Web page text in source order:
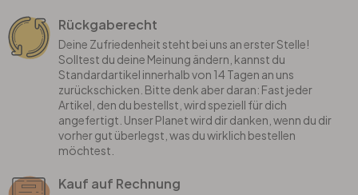
Rückgaberecht
Deine Zufriedenheit steht bei uns an erster Stelle!
Solltest du deine Meinung ändern, kannst du
Standardartikel innerhalb von 14 Tagen an uns
zurückschicken. Bitte denk aber daran: Fast jeder
Artikel, den du bestellst, wird speziell für dich
angefertigt. Unser Planet wird dir danken, wenn du dir
vorher gut überlegst, was du wirklich bestellen
möchtest.
Kauf auf Rechnung